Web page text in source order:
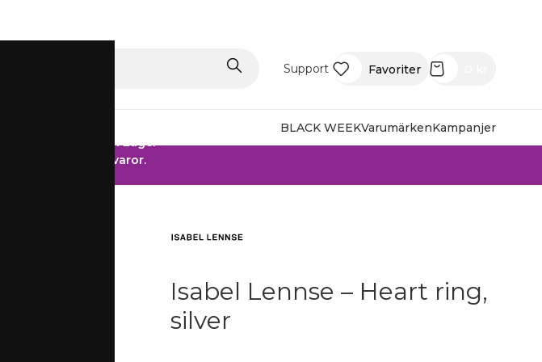
Support Favoriter
BLACK WEEKVarumärkenKampanjer
Rabatter på varor i Lager
25% på tusentals varor.
Isabel Lennse – Heart ring,
silver